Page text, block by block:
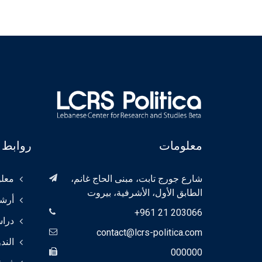
معلومات
شارع جورج تابت، مبنى الحاج غانم،
الطابق الأول، الأشرفية، بيروت
+961 21 203066
contact@lcrs-politica.com
000000